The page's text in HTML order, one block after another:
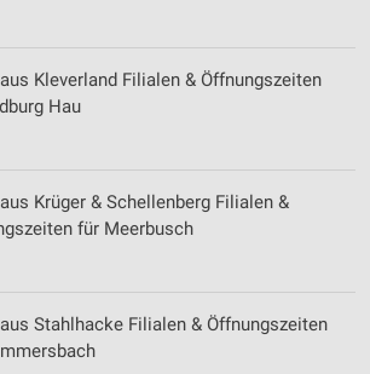
Kleverland Filialen & Öffnungszeiten
Hau
Krüger & Schellenberg Filialen &
für Meerbusch
Stahlhacke Filialen & Öffnungszeiten
Standortdaten